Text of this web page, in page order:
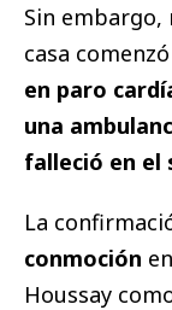
Sin embargo,
casa
en paro
una
falleció en el
La
conmoción
Houssay